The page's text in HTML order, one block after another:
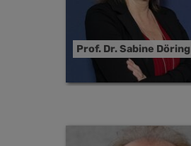
Prof. Dr. Sabine Döring